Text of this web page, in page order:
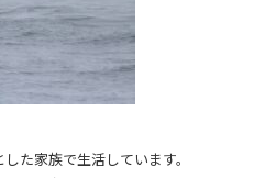
た家族で生活しています。